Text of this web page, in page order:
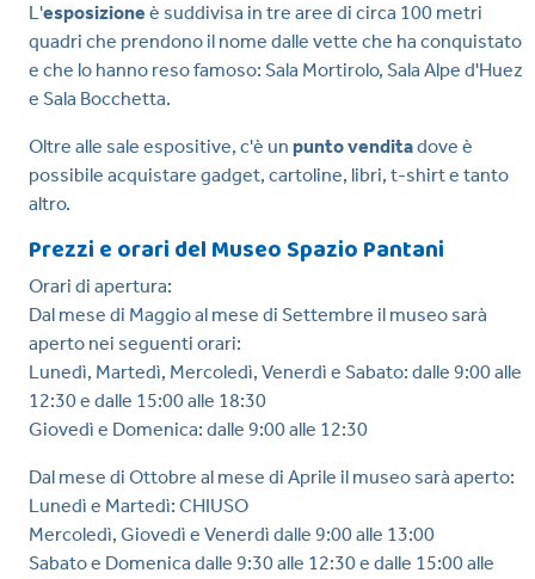
L'esposizione è suddivisa in tre aree di circa 100 metri
quadri che prendono il nome dalle vette che ha conquistato
e che lo hanno reso famoso: Sala Mortirolo, Sala Alpe d'Huez
e Sala Bocchetta.
Oltre alle sale espositive, c'è un punto venditadove è
possibile acquistare gadget, cartoline, libri, t-shirt e tanto
altro.
Prezzi e orari del Museo Spazio Pantani
Orari di apertura:
Dal mese di Maggio al mese di Settembre il museo sarà
aperto nei seguenti orari:
Lunedì, Martedì, Mercoledì, Venerdì e Sabato: dalle 9:00 alle
12:30 e dalle 15:00 alle 18:30
Giovedì e Domenica: dalle 9:00 alle 12:30
Dal mese di Ottobre al mese di Aprile il museo sarà aperto:
Lunedì e Martedì: CHIUSO
Mercoledì, Giovedì e Venerdì dalle 9:00 alle 13:00
Sabato e Domenica dalle 9:30 alle 12:30 e dalle 15:00 alle